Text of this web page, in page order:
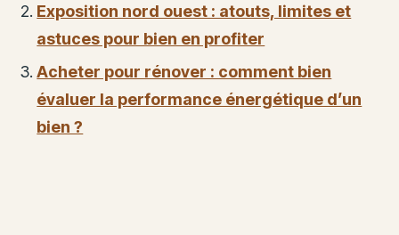
Exposition nord ouest : atouts, limites et
astuces pour bien en profiter
Acheter pour rénover : comment bien
évaluer la performance énergétique d’un
bien ?